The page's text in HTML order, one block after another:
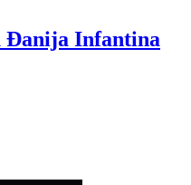
Đanija Infantina